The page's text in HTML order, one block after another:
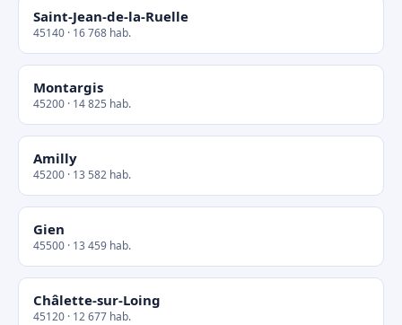
Saint-Jean-de-la-Ruelle
45140 · 16 768 hab.
Montargis
45200 · 14 825 hab.
Amilly
45200 · 13 582 hab.
Gien
45500 · 13 459 hab.
Châlette-sur-Loing
45120 · 12 677 hab.